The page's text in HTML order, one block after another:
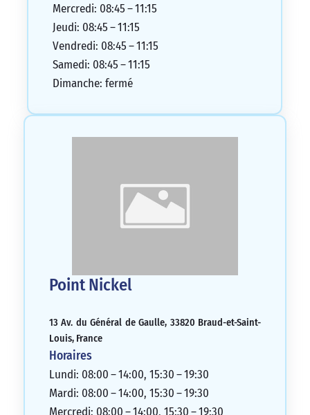
Mercredi: 08:45 – 11:15
Jeudi: 08:45 – 11:15
Vendredi: 08:45 – 11:15
Samedi: 08:45 – 11:15
Dimanche: fermé
Point Nickel
13 Av. du Général de Gaulle, 33820 Braud-et-Saint-
Louis, France
Horaires
Lundi: 08:00 – 14:00, 15:30 – 19:30
Mardi: 08:00 – 14:00, 15:30 – 19:30
Mercredi: 08:00 – 14:00, 15:30 – 19:30